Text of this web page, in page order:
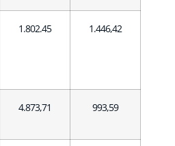
1.802.45 1.446,42
4.873,71 993,59